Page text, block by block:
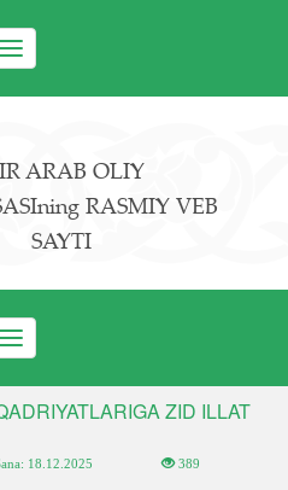
Toggle
navigation
ARAB OLIY
RASMIY VEB
SAYTI
Toggle
navigation
ZID ILLAT
18.12.2025 389